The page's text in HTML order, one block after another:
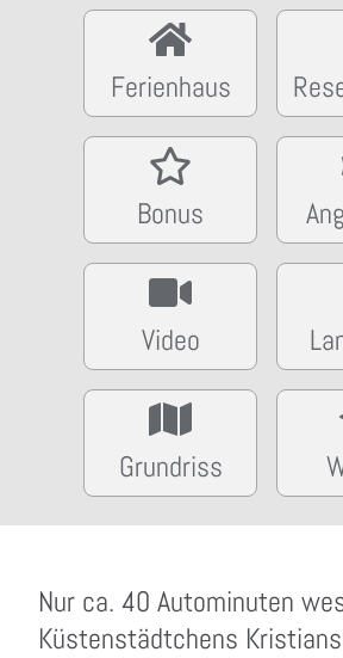
Ferienhaus
Bonus
Video
Grundriss
Nur ca. 40 Autominuten
Küstenstädtchens